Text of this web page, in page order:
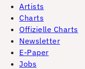
Artists
Charts
Offizielle Charts
Newsletter
E-Paper
Jobs